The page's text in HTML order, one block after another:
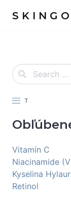
S K I N G O
T
Vitamín C
Niacinamide
Kyselina
Retinol